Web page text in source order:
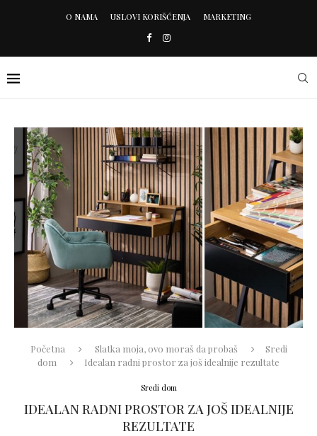
O NAMA USLOVI KORIŠĆENJA MARKETING
Početna Slatka moja, ovo moraš da probaš
Sredi
dom
Idealan radni prostor za još idealnije rezultate
Sredi dom
IDEALAN RADNI PROSTOR ZA JOŠ IDEALNIJE
REZULTATE